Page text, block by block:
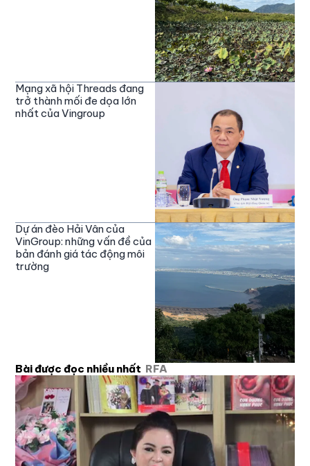
Mạng xã hội Threads đang
trở thành mối đe dọa lớn
nhất của Vingroup
Dự án đèo Hải Vân của
VinGroup: những vấn đề của
bản đánh giá tác động môi
trường
Bài được đọc nhiều nhất RFA